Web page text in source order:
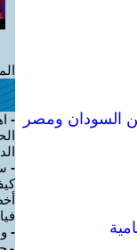
السودان ومصر
-
-
-